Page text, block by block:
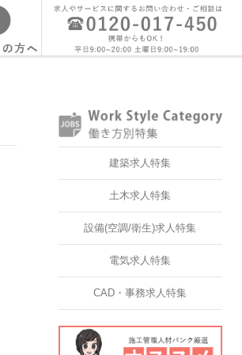
建築求人特集
土木求人特集
設備(空調/衛生)求人特集
電気求人特集
CAD・事務求人特集